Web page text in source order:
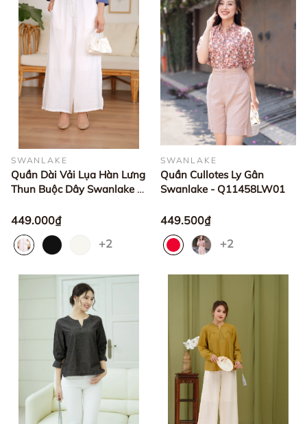
SWANLAKE
Quần Dài Vải Lụa Hàn Lưng
Thun Buộc Dây Swanlake -
449.000₫
+2
SWANLAKE
Quần Cullotes Ly Gân
Swanlake - Q11458LW01
449.500₫
+2